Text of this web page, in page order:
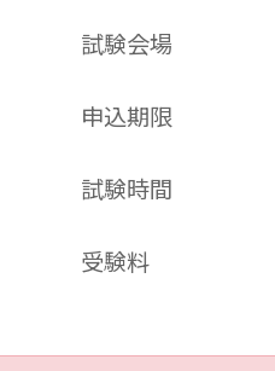
試験会場
申込期限
試験時間
受験料